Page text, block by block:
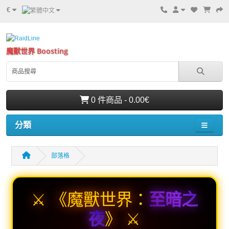
€
魔獸世界 Boosting
0 件商品 - 0.00€
分類
部落格
⚔️ 《魔獸世界： 至暗之
夜》 ⚔️